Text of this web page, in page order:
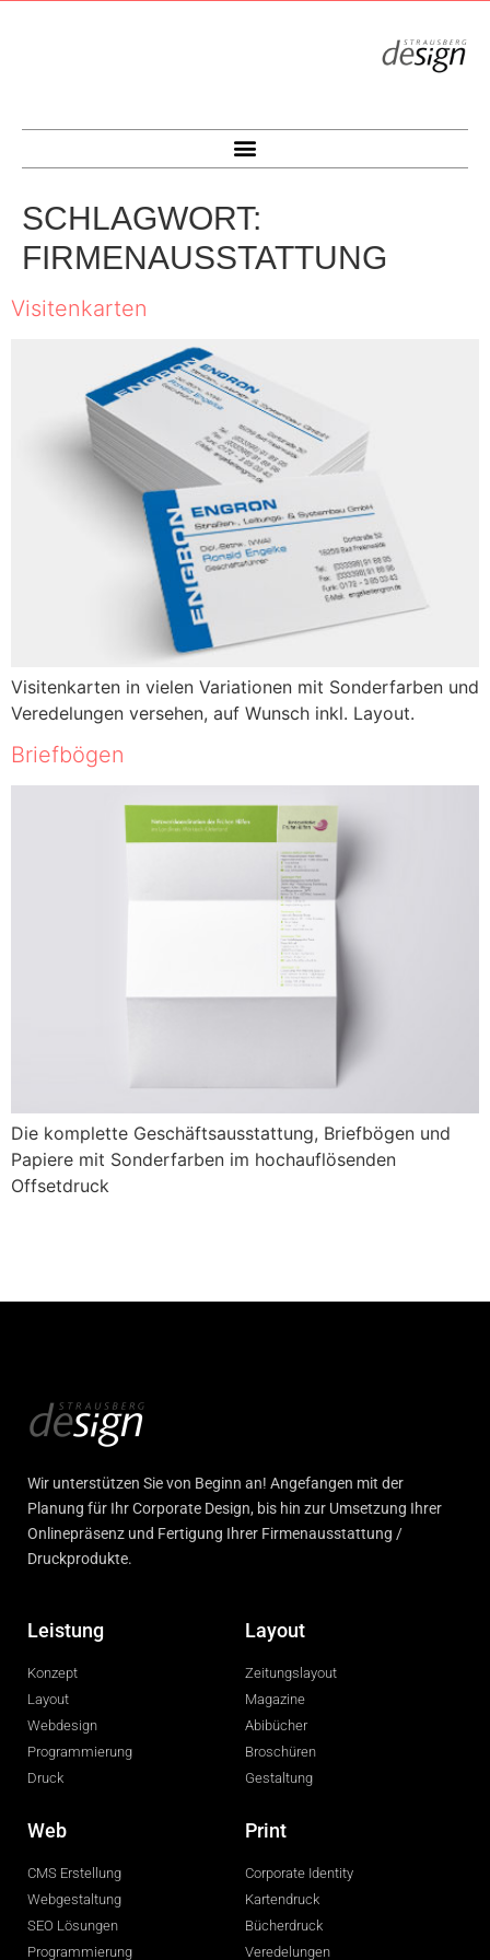
SCHLAGWORT:
FIRMENAUSSTATTUNG
Visitenkarten
Visitenkarten in vielen Variationen mit Sonderfarben und
Veredelungen versehen, auf Wunsch inkl. Layout.
Briefbögen
Die komplette Geschäftsausstattung, Briefbögen und
Papiere mit Sonderfarben im hochauflösenden
Offsetdruck
Wir unterstützen Sie von Beginn an! Angefangen mit der
Planung für Ihr Corporate Design, bis hin zur Umsetzung Ihrer
Onlinepräsenz und Fertigung Ihrer Firmenausstattung /
Druckprodukte.
Leistung
Konzept
Layout
Webdesign
Programmierung
Druck
Layout
Zeitungslayout
Magazine
Abibücher
Broschüren
Gestaltung
Web
CMS Erstellung
Webgestaltung
SEO Lösungen
Programmierung
Print
Corporate Identity
Kartendruck
Bücherdruck
Veredelungen